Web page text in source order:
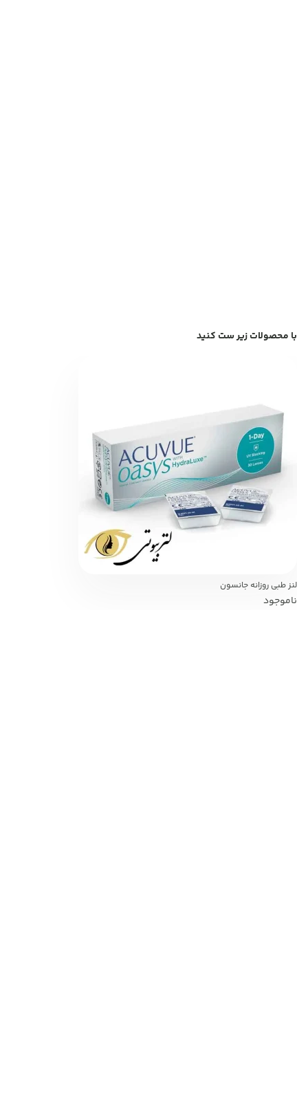
با محصولات زیر ست کنید
لنز طبی روزانه جانسون
ناموجود